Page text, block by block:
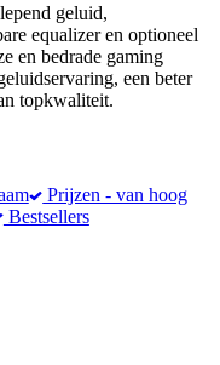
geluid,
equalizer en optioneel
en bedrade gaming
een beter
topkwaliteit.
Prijzen - van hoog
Bestsellers